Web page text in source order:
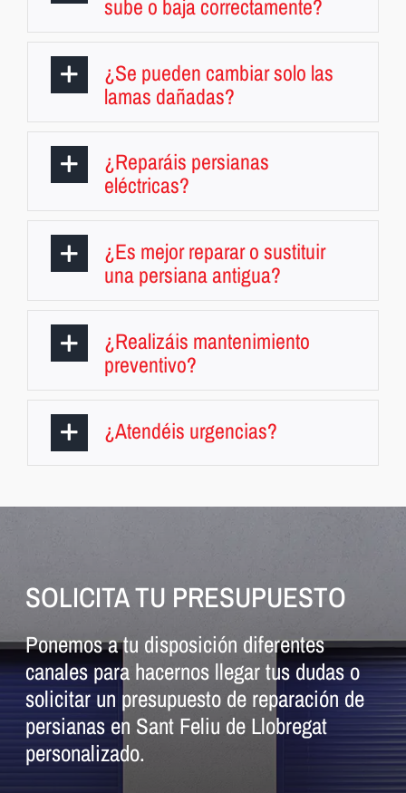
sube o baja correctamente?
¿Se pueden cambiar solo las
lamas dañadas?
¿Reparáis persianas
eléctricas?
¿Es mejor reparar o sustituir
una persiana antigua?
¿Realizáis mantenimiento
preventivo?
¿Atendéis urgencias?
SOLICITA TU PRESUPUESTO
Ponemos a tu disposición diferentes
canales para hacernos llegar tus dudas o
solicitar un presupuesto de reparación de
persianas en Sant Feliu de Llobregat
personalizado.